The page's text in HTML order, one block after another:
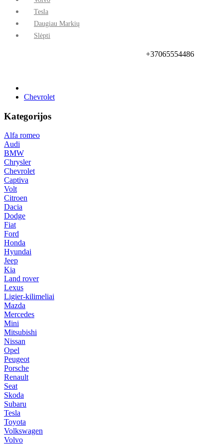
Tesla
Daugiau Markių
Slėpti
+37065554486
Chevrolet
Kategorijos
Alfa romeo
Audi
BMW
Chrysler
Chevrolet
Captiva
Volt
Citroen
Dacia
Dodge
Fiat
Ford
Honda
Hyundai
Jeep
Kia
Land rover
Lexus
Ligier-kilimeliai
Mazda
Mercedes
Mini
Mitsubishi
Nissan
Opel
Peugeot
Porsche
Renault
Seat
Skoda
Subaru
Tesla
Toyota
Volkswagen
Volvo